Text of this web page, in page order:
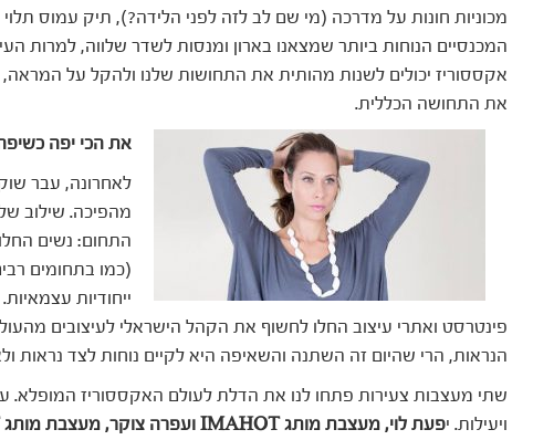
מכוניות חונות על מדרכה (מי שם לב לזה לפני הלידה?), תיק עמוס
המכנסיים הנוחות ביותר שמצאנו בארון ומנסות לשדר שלווה, למרות
אקססוריז יכולים לשנות מהותית את התחושות שלנו ולהקל על
את התחושה הכללית.
את הכי יפה
לאחרונה, עבר
מהפיכה. שילוב
התחום: נשים
(כמו בתחומים
ייחודיות
פינטרסט ואתרי עיצוב החלו לחשוף את הקהל הישראלי לעיצובים
הנראות, הרי שהיום זה השתנה והשאיפה היא לקיים נוחות לצד נראות
שתי מעצבות צעירות פתחו לנו את הדלת לעולם האקססוריז המופלא.
ויעילות. יפעת לוי, מעצבת מותג IMAHOT ועפרה צוקר, מעצבת מותג OFRAZART